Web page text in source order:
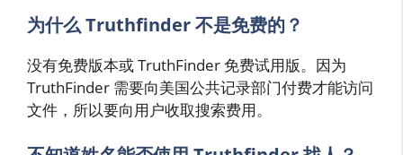
为什么 Truthfinder 不是免费的？
没有免费版本或 TruthFinder 免费试用版。因为
TruthFinder 需要向美国公共记录部门付费才能访问
文件，所以要向用户收取搜索费用。